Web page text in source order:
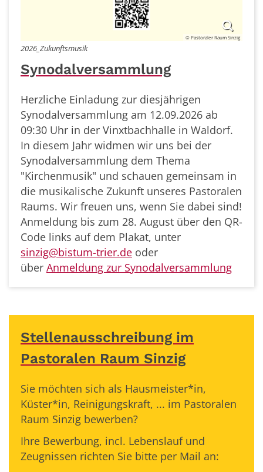
© Pastoraler Raum Sinzig
2026_Zukunftsmusik
Synodalversammlung
Herzliche Einladung zur diesjährigen
Synodalversammlung am 12.09.2026 ab
09:30 Uhr in der Vinxtbachhalle in Waldorf.
In diesem Jahr widmen wir uns bei der
Synodalversammlung dem Thema
"Kirchenmusik" und schauen gemeinsam in
die musikalische Zukunft unseres Pastoralen
Raums. Wir freuen uns, wenn Sie dabei sind!
Anmeldung bis zum 28. August über den QR-
Code links auf dem Plakat, unter
sinzig@bistum-trier.de oder
über Anmeldung zur Synodalversammlung
Stellenausschreibung im
Pastoralen Raum Sinzig
Sie möchten sich als Hausmeister*in,
Küster*in, Reinigungskraft, ... im Pastoralen
Raum Sinzig bewerben?
Ihre Bewerbung, incl. Lebenslauf und
Zeugnissen richten Sie bitte per Mail an: